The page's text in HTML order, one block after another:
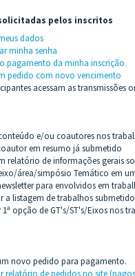
pelos inscritos
dados
minha senha
pagamento da minha inscrição
pedido com novo vencimento
acessam as transmissões
e/ou coautores nos
em resumo já submetido
relatório de informações gerais
área/simpósio Temático em
para envolvidos em
a listagem de trabalhos
opção de GT's/ST's/Eixos nos
novo pedido para pagamento.
relatório de pedidos no site